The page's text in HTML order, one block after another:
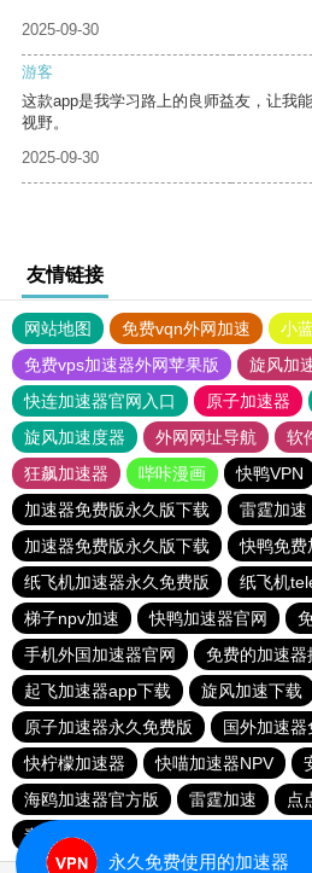
2025-09-30
游客
这款app是我学习路上的良师益友，让我
视野。
2025-09-30
友情链接
网站地图 免费vqn外网加速
小
免费vps加速器外网苹果版
旋风加
快连加速器官网入口
原子加速器
旋风加速度器
外网网址导航 软
狂飙加速器
哔咔漫画
快鸭VPN
加速器免费版永久版下载
雷霆加速
加速器免费版永久版下载
快鸭免费
纸飞机加速器永久免费版
纸飞机
梯子npv加速
快鸭加速器官网
手机外国加速器官网
免费的加速器
起飞加速器app下载
旋风加速下载
原子加速器永久免费版
国外加速器
快柠檬加速器
快喵加速器NPV
海鸥加速器官方版
雷霆加速
点
毒舌加速器破解版永久免费
永久免费使用的加速器